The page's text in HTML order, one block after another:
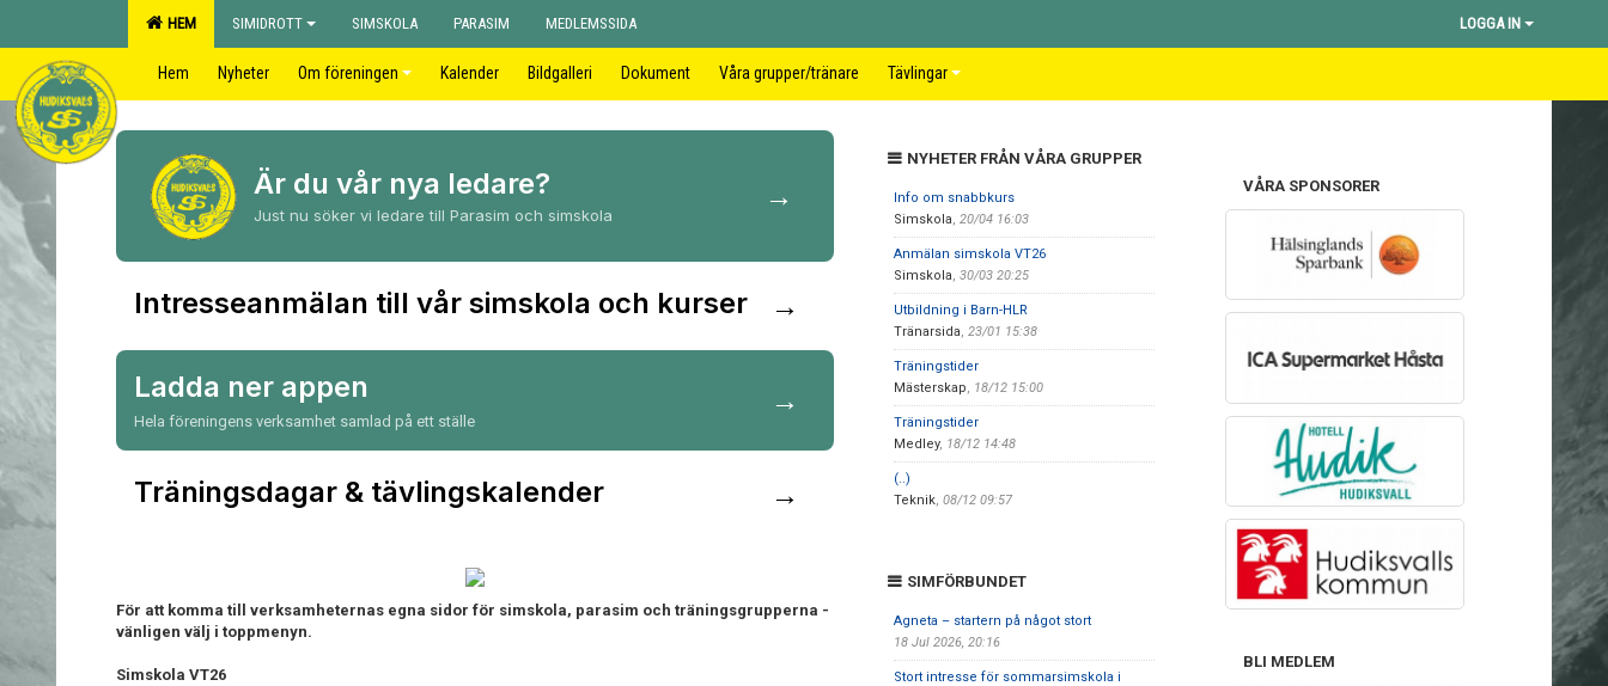
HEM SIMIDROTT SIMSKOLA PARASIM MEDLEMSSIDA LOGGA IN
Hem Nyheter Om föreningen Kalender Bildgalleri Dokument Våra grupper/tränare Tävlingar
Är du vår nya ledare?
Just nu söker vi ledare till Parasim och simskola
→
Intresseanmälan till vår simskola och kurser →
Ladda ner appen
Hela föreningens verksamhet samlad på ett ställe
→
Träningsdagar & tävlingskalender →
För att komma till verksamheternas egna sidor för simskola, parasim och träningsgrupperna -
vänligen välj i toppmenyn.
Simskola VT26
NYHETER FRÅN VÅRA GRUPPER
Info om snabbkurs
Simskola, 20/04 16:03
Anmälan simskola VT26
Simskola, 30/03 20:25
Utbildning i Barn-HLR
Tränarsida, 23/01 15:38
Träningstider
Mästerskap, 18/12 15:00
Träningstider
Medley, 18/12 14:48
(..)
Teknik, 08/12 09:57
SIMFÖRBUNDET
Agneta – startern på något stort
18 Jul 2026, 20:16
Stort intresse för sommarsimskola i
VÅRA SPONSORER
BLI MEDLEM